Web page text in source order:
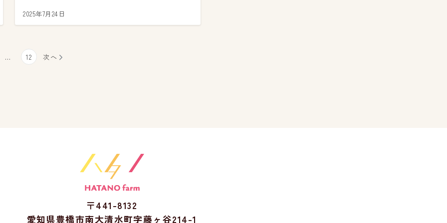
2025年7月24日
… 12 次へ
〒441-8132
愛知県豊橋市南大清水町字藤ヶ谷214-1